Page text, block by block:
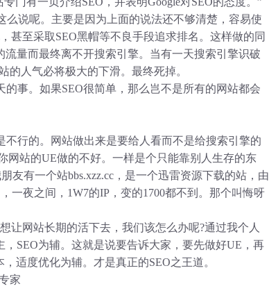
说呢。主要是因为上面的说法还不够清楚，容易使
甚至采取SEO黑帽等不良手段追求排名。这样做的同
量而最终离不开搜索引擎。当有一天搜索引擎识破
人气必将极大的下滑。最终死掉。
事。如果SEO很简单，那么岂不是所有的网站都会
行的。网站做出来是要给人看而不是给搜索引擎的
网站的UE做的不好。一样是个只能靠别人生存的东
友有一个站bbs.xzz.cc，是一个迅雷资源下载的站，由
一夜之间，1W7的IP，变的1700都不到。那个叫悔呀
网站长期的活下去，我们该怎么办呢?通过我个人
SEO为辅。这就是说要告诉大家，要先做好UE，再
适度优化为辅。才是真正的SEO之王道。
家